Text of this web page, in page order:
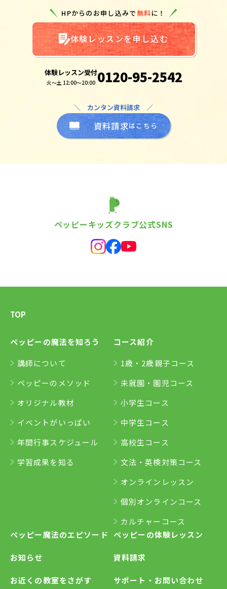
HPからのお申し込みで無料に！
体験レッスンを申し込む
体験レッスン受付
火～土 12:00～20:00 0120-95-2542
＼ カンタン資料請求 ／
資料請求はこちら
ペッピーキッズクラブ公式SNS
TOP
ペッピーの魔法を知ろう
講師について
ペッピーのメソッド
オリジナル教材
イベントがいっぱい
年間行事スケジュール
学習成果を知る
コース紹介
1歳・2歳親子コース
未就園・園児コース
小学生コース
中学生コース
高校生コース
文法・英検対策コース
オンラインレッスン
個別オンラインコース
カルチャーコース
ペッピー魔法のエピソード
お知らせ
お近くの教室をさがす
ペッピーの体験レッスン
資料請求
サポート・お問い合わせ